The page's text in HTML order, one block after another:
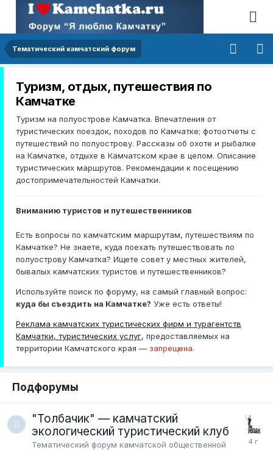
Тематический камчатский форум
Туризм, отдых, путешествия по
Камчатке
Туризм на полуострове Камчатка. Впечатления от
туристических поездок, походов по Камчатке; фотоотчеты с
путешествий по полуострову. Рассказы об охоте и рыбалке
на Камчатке, отдыхе в Камчатском крае в целом. Описание
туристических маршрутов. Рекомендации к посещению
достопримечательностей Камчатки.
Вниманию туристов и путешественников
Есть вопросы по камчатским маршрутам, путешествиям по
Камчатке? Не знаете, куда поехать путешествовать по
полуострову Камчатка? Ищете совет у местных жителей,
бывалых камчатских туристов и путешественников?
Используйте поиск по форуму, на самый главный вопрос:
куда бы съездить на Камчатке? Уже есть ответы!
Реклама камчатских туристических фирм и турагентств
Камчатки, туристических услуг, предоставляемых на
территории Камчатского края — запрещена.
Подфорумы
"Толбачик" — камчатский
экологический туристический клуб
Тематический форум камчатской общественной